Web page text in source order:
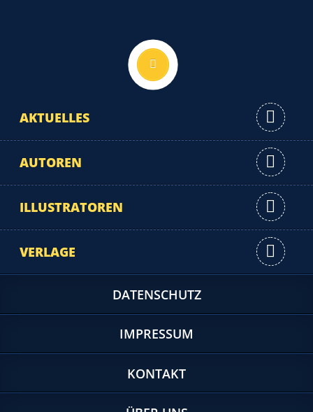
AKTUELLES
AUTOREN
ILLUSTRATOREN
VERLAGE
DATENSCHUTZ
IMPRESSUM
KONTAKT